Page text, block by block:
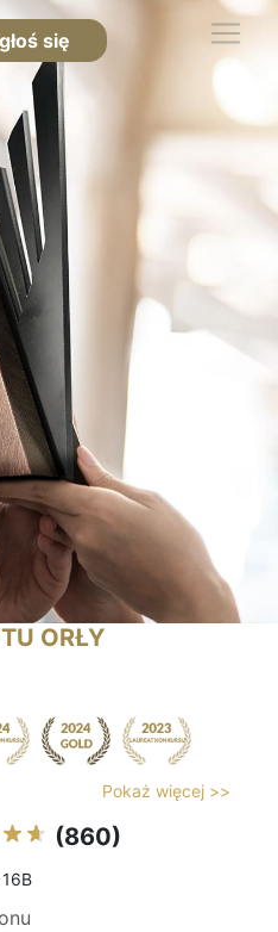
się
ORŁY
Pokaż więcej >>
(860)